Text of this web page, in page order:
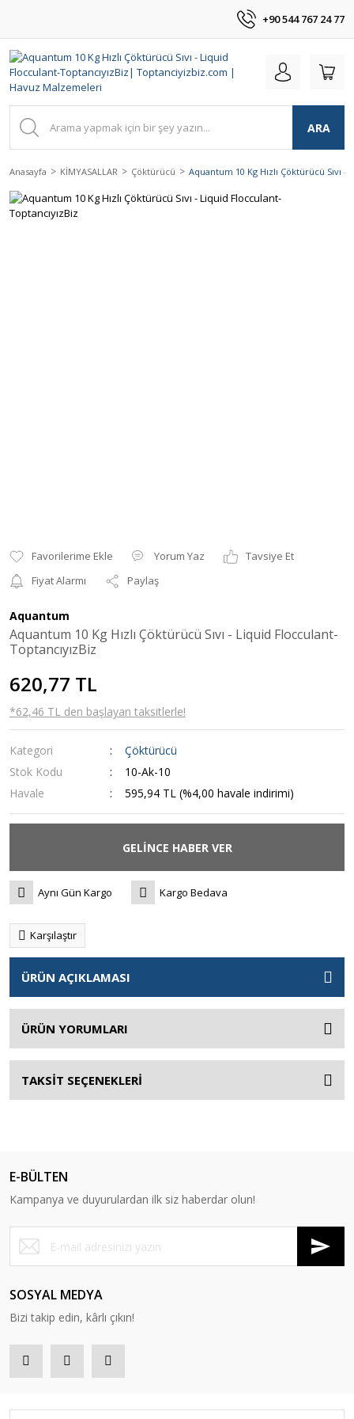
+90 544 767 24 77
ARA
Anasayfa KİMYASALLAR Çöktürücü Aquantum 10 Kg Hızlı Çöktürücü Sıvı
Yorum Yaz
Tavsiye Et
Fiyat Alarmı
Paylaş
Aquantum
Aquantum 10 Kg Hızlı Çöktürücü Sıvı - Liquid Flocculant-
ToptancıyızBiz
620,77 TL
*62,46 TL den başlayan taksitlerle!
Kategori
Çöktürücü
Stok Kodu
10-Ak-10
Havale
595,94 TL (%4,00 havale indirimi)
GELİNCE HABER VER
Aynı Gün Kargo Kargo Bedava
Karşılaştır
ÜRÜN AÇIKLAMASI
ÜRÜN YORUMLARI
TAKSİT SEÇENEKLERİ
E-BÜLTEN
Kampanya ve duyurulardan ilk siz haberdar olun!
SOSYAL MEDYA
Bizi takip edin, kârlı çıkın!